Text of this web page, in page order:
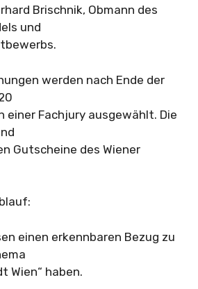
Brischnik, Obmann des
und
werden nach Ende der
einer Fachjury ausgewählt. Die
Gutscheine des Wiener
einen erkennbaren Bezug zu
Wien“ haben.